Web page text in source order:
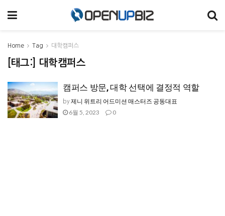
Home Tag 대학캠퍼스
[태그:] 대학캠퍼스
캠퍼스 방문, 대학 선택에 결정적 역할
by제니 위트리 어드미션 매스터즈 공동대표
6월 5, 2023
0